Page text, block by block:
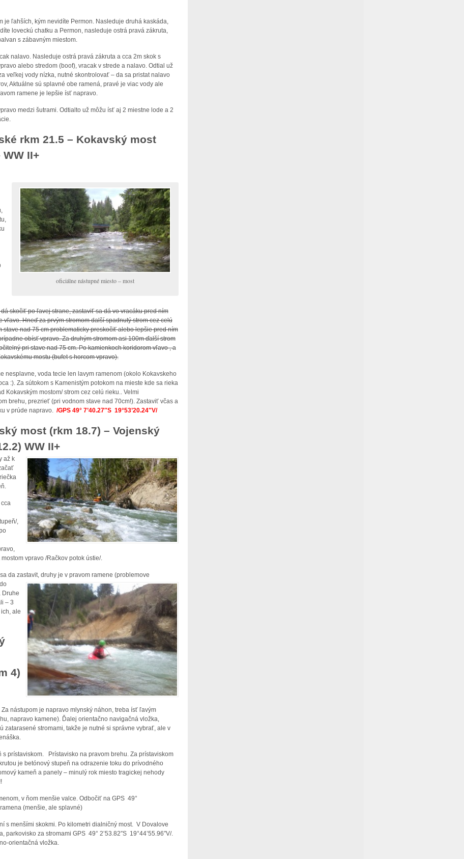
je ľahších, kým nevidíte Permon. Nasleduje druhá kaskáda,
loveckú chatku a Permon, nasleduje ostrá pravá zákruta,
s zábavným miestom.
nalavo. Nasleduje ostrá pravá zákruta a cca 2m skok s
alebo stredom (boof), vracak v strede a nalavo. Odtial už
veľkej vody nízka, nutné skontrolovať – da sa pristat nalavo
Aktuálne sú splavné obe ramená, pravé je viac vody ale
ramene je lepšie ísť napravo.
medzi šutrami. Odtialto už môžu ísť aj 2 miestne lode a 2
rkm 21.5 – Kokavský most
WW II+
oficiálne nástupné miesto – most
skočiť po ľavej strane, zastaviť sa dá vo vracáku pred ním
Hneď za prvým stromom další spadnutý strom cez celú
stave nad 75 cm problematicky preskočiť alebo lepšie pred ním
obísť vpravo. Za druhým stromom asi 100m ďalší strom
pri stave nad 75 cm. Po kamienkoch koridorom vľavo , a
mostu (bufet s horcom vpravo).
nesplavne, voda tecie len lavym ramenom (okolo Kokavskeho
:). Za sútokom s Kamenistým potokom na mieste kde sa rieka
Kokavským mostom/ strom cez celú rieku.. Velmi
brehu, prezrieť (pri vodnom stave nad 70cm!). Zastaviť včas a
v prúde napravo.
/GPS 49° 7’40.27″S 19°53’20.24″V/
most (rkm 18.7) – Vojenský
WW II+
až k
,
vpravo /Račkov potok ústie/.
da zastavit, druhy je v pravom ramene (problemove
Druhe
– 3
ale
4)
nástupom je napravo mlynský náhon, treba ísť ľavým
napravo kamene). Ďalej orientačno navigačná vložka,
zatarasené stromami, takže je nutné si správne vybrať, ale v
s prístaviskom. Prístavisko na pravom brehu. Za prístaviskom
je betónový stupeň na odrazenie toku do prívodného
kameň a panely – minulý rok miesto tragickej nehody
v ňom menšie valce. Odbočiť na GPS 49°
(menšie, ale splavné)
s menšími skokmi. Po kilometri dialničný most. V Dovalove
za stromami GPS 49° 2’53.82″S 19°44’55.96″V/.
orientačná vložka.